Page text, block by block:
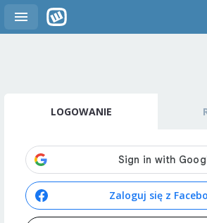
LOGOWANIE
Zaloguj się z